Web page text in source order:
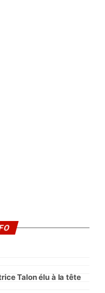
Talon élu à la tête